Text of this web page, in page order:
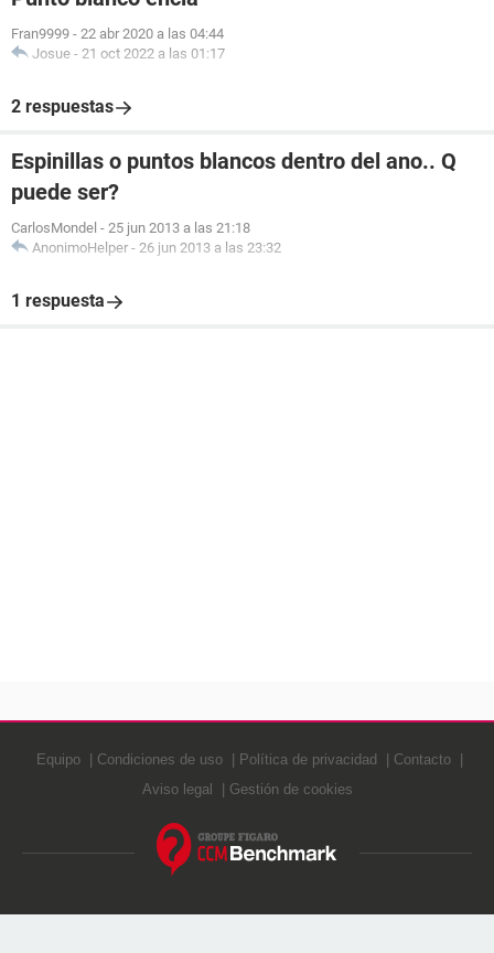
Fran9999 - 22 abr 2020 a las 04:44
Josue - 21 oct 2022 a las 01:17
2 respuestas
Espinillas o puntos blancos dentro del ano.. Q
puede ser?
CarlosMondel - 25 jun 2013 a las 21:18
AnonimoHelper - 26 jun 2013 a las 23:32
1 respuesta
Equipo Condiciones de uso Política de privacidad
Contacto
Aviso legal
Gestión de cookies